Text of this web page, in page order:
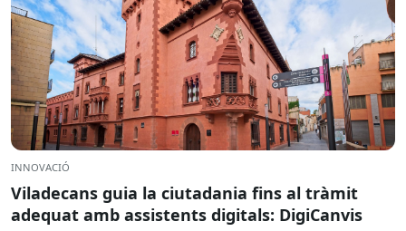
INNOVACIÓ
Viladecans guia la ciutadania fins al tràmit
adequat amb assistents digitals: DigiCanvis